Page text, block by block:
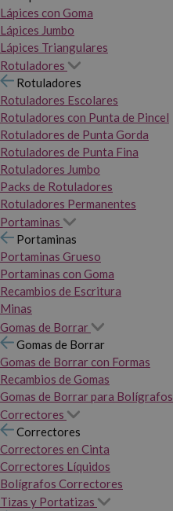
Lápices con Goma
Lápices Jumbo
Lápices Triangulares
Rotuladores
Rotuladores
Rotuladores Escolares
Rotuladores con Punta de Pincel
Rotuladores de Punta Gorda
Rotuladores de Punta Fina
Rotuladores Jumbo
Packs de Rotuladores
Rotuladores Permanentes
Portaminas
Portaminas
Portaminas Grueso
Portaminas con Goma
Recambios de Escritura
Minas
Gomas de Borrar
Gomas de Borrar
Gomas de Borrar con Formas
Recambios de Gomas
Gomas de Borrar para Bolígrafos
Correctores
Correctores
Correctores en Cinta
Correctores Líquidos
Bolígrafos Correctores
Tizas y Portatizas